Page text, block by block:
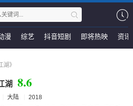
漫 综艺 抖音短剧 即将热映 资讯
湖》
湖 8.6
大陆
2018